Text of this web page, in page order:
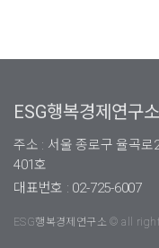
ESG행복경제연구소
주소 : 서울 종로구 율곡로
401호
대표번호 : 02-725-6007
ESG행복경제연구소 © all